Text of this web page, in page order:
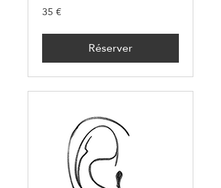
35
euros
35 €
Réserver